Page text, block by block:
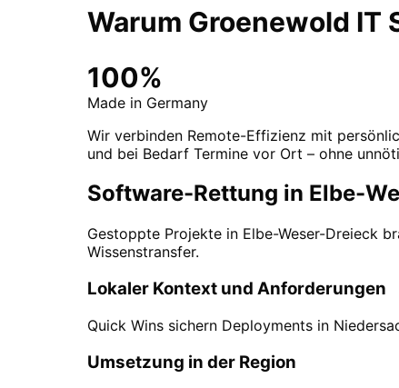
Warum Groenewold IT
100%
Made in Germany
Wir verbinden Remote-Effizienz mit
und bei Bedarf Termine vor Ort – ohne
Software-Rettung in Elbe-
Gestoppte Projekte in Elbe-Weser-Dreieck
Wissenstransfer.
Lokaler Kontext und Anforderungen
Quick Wins sichern Deployments in
Umsetzung in der Region